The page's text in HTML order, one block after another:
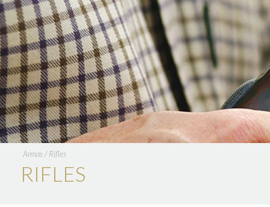
Armas/ Rifles
RIFLES